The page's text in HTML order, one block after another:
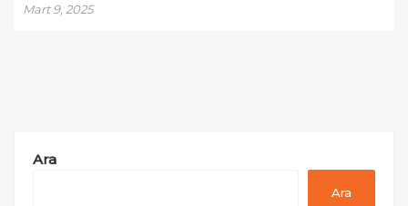
Mart 9, 2025
Ara
Ara